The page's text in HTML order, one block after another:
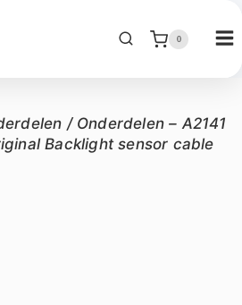
0
/ Onderdelen – A2141
Backlight sensor cable